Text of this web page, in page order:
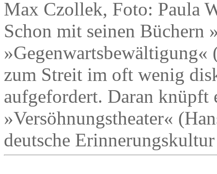
Max Czollek, Foto: Paula
Schon mit seinen Büchern
zum Streit im oft wenig
aufgefordert. Daran knüpft
»Versöhnungstheater«
deutsche